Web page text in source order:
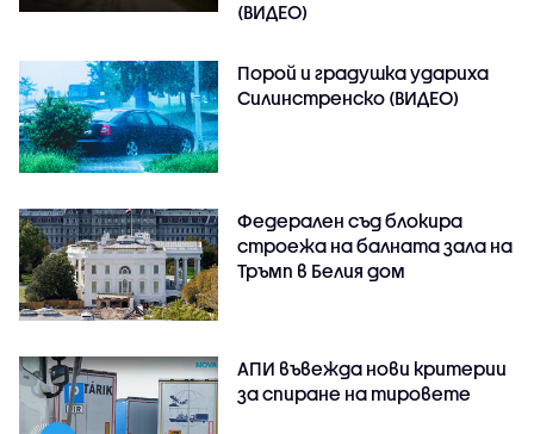
(ВИДЕО)
Порой и градушка удариха
Силинстренско (ВИДЕО)
Федерален съд блокира
строежа на балната зала на
Тръмп в Белия дом
АПИ въвежда нови критерии
за спиране на тировете